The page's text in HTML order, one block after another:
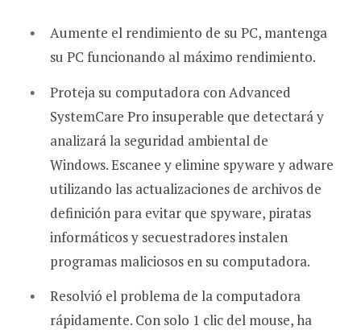
Aumente el rendimiento de su PC, mantenga
su PC funcionando al máximo rendimiento.
Proteja su computadora con Advanced
SystemCare Pro insuperable que detectará y
analizará la seguridad ambiental de
Windows. Escanee y elimine spyware y adware
utilizando las actualizaciones de archivos de
definición para evitar que spyware, piratas
informáticos y secuestradores instalen
programas maliciosos en su computadora.
Resolvió el problema de la computadora
rápidamente. Con solo 1 clic del mouse, ha